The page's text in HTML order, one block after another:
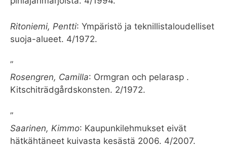
Ritoniemi, Pentti: Ympäristö ja teknillistaloudelliset
suoja-alueet. 4/1972.
”
Rosengren, Camilla: Ormgran och pelarasp .
Kitschiträdgårdskonsten. 2/1972.
”
Saarinen, Kimmo: Kaupunkilehmukset eivät
hätkähtäneet kuivasta kesästä 2006. 4/2007.